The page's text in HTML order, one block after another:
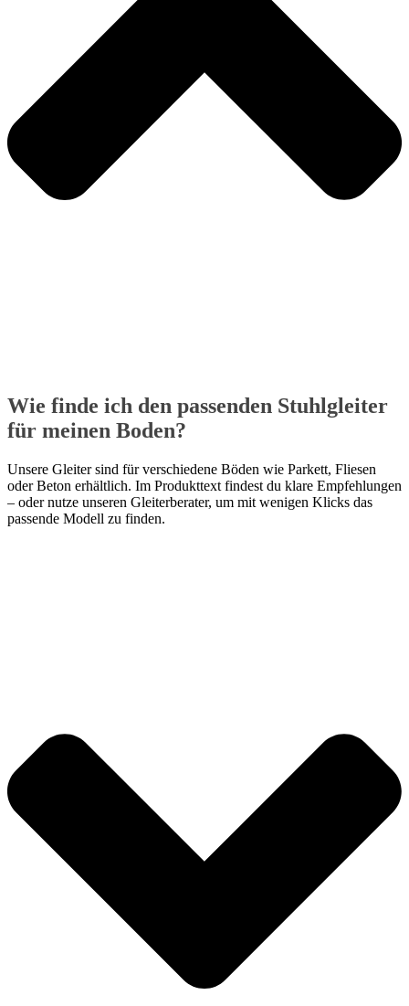
Wie finde ich den passenden Stuhlgleiter
für meinen Boden?
Unsere Gleiter sind für verschiedene Böden wie Parkett, Fliesen
oder Beton erhältlich. Im Produkttext findest du klare Empfehlungen
– oder nutze unseren Gleiterberater, um mit wenigen Klicks das
passende Modell zu finden.